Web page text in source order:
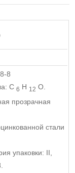
8
C6 H 12 O.
прозрачная
стали
упаковки: II,